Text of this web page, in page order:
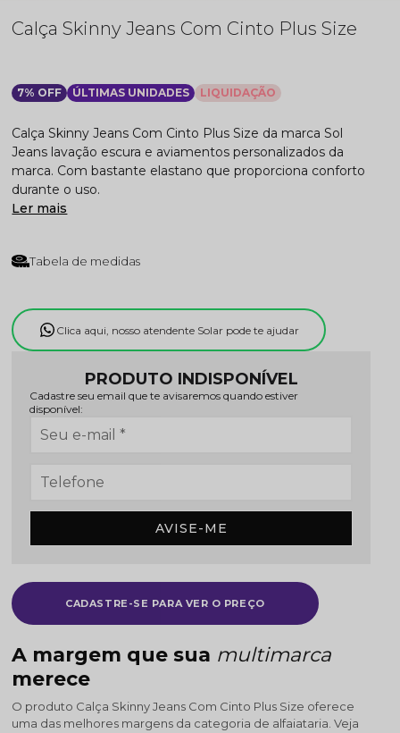
Calça Skinny Jeans Com Cinto Plus Size
CADASTRE-SE PARA VER O PREÇO
7% OFF ÚLTIMAS UNIDADES LIQUIDAÇÃO
Calça Skinny Jeans Com Cinto Plus Size da marca Sol
Jeans lavação escura e aviamentos personalizados da
marca. Com bastante elastano que proporciona conforto
durante o uso.
Ler mais
Tabela de medidas
Clica aqui, nosso atendente Solar pode te ajudar
PRODUTO INDISPONÍVEL
Cadastre seu email que te avisaremos quando estiver
disponível:
AVISE-ME
A margem que sua multimarca
merece
O produto Calça Skinny Jeans Com Cinto Plus Size oferece
uma das melhores margens da categoria de alfaiataria. Veja